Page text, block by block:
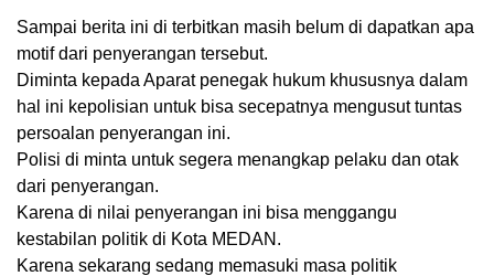
Sampai berita ini di terbitkan masih belum di dapatkan apa
motif dari penyerangan tersebut.
Diminta kepada Aparat penegak hukum khususnya dalam
hal ini kepolisian untuk bisa secepatnya mengusut tuntas
persoalan penyerangan ini.
Polisi di minta untuk segera menangkap pelaku dan otak
dari penyerangan.
Karena di nilai penyerangan ini bisa menggangu
kestabilan politik di Kota MEDAN.
Karena sekarang sedang memasuki masa politik